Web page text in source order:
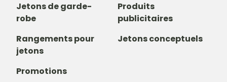
Jetons de garde-
robe
Produits
publicitaires
Rangements pour
jetons
Jetons conceptuels
Promotions